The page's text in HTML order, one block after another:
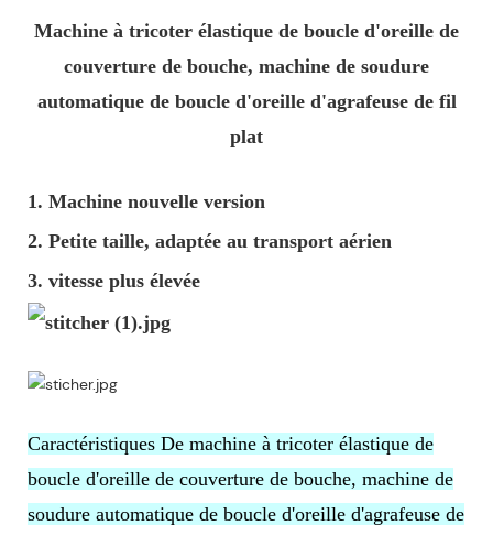
Machine à tricoter élastique de boucle d'oreille de
couverture de bouche, machine de soudure
automatique de boucle d'oreille d'agrafeuse de fil
plat
1. Machine nouvelle version
2. Petite taille, adaptée au transport aérien
3. vitesse plus élevée
Caractéristiques De machine à tricoter élastique de
boucle d'oreille de couverture de bouche, machine de
soudure automatique de boucle d'oreille d'agrafeuse de